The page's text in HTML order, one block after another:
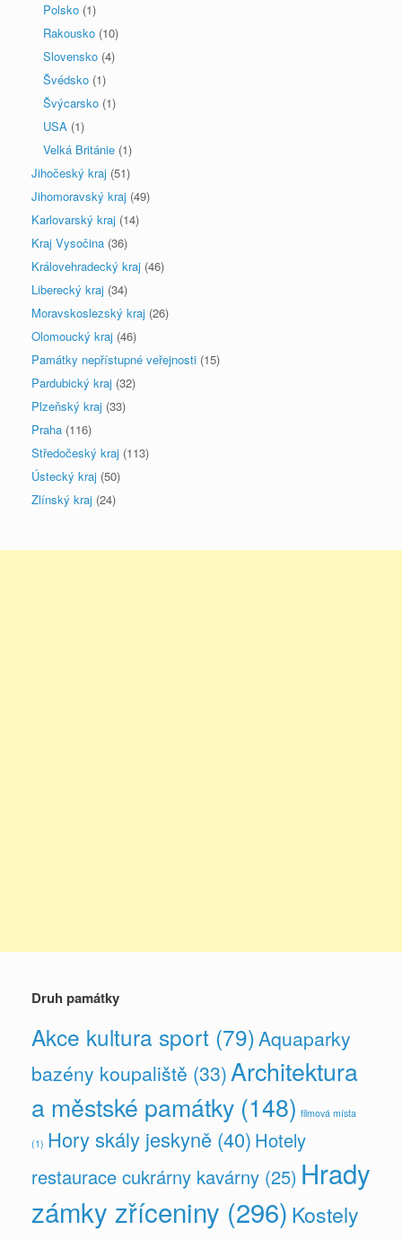
Polsko (1)
Rakousko (10)
Slovensko (4)
Švédsko (1)
Švýcarsko (1)
USA (1)
Velká Británie (1)
Jihočeský kraj (51)
Jihomoravský kraj (49)
Karlovarský kraj (14)
Kraj Vysočina (36)
Královehradecký kraj (46)
Liberecký kraj (34)
Moravskoslezský kraj (26)
Olomoucký kraj (46)
Památky nepřístupné veřejnosti (15)
Pardubický kraj (32)
Plzeňský kraj (33)
Praha (116)
Středočeský kraj (113)
Ústecký kraj (50)
Zlínský kraj (24)
Druh památky
Akce kultura sport (79)Aquaparky
bazény koupaliště (33)Architektura
a městské památky (148) filmová místa
(1) Hory skály jeskyně (40) Hotely
restaurace cukrárny kavárny (25) Hrady
zámky zříceniny (296) Kostely